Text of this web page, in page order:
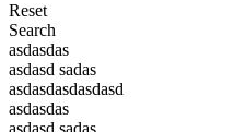
Reset
Search
asdasdas
asdasd sadas
asdasdasdasdasd
asdasdas
asdasd sadas